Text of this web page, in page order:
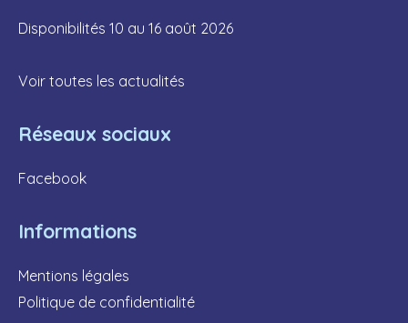
Disponibilités 10 au 16 août 2026
Voir toutes les actualités
Réseaux sociaux
Facebook
Informations
Mentions légales
Politique de confidentialité